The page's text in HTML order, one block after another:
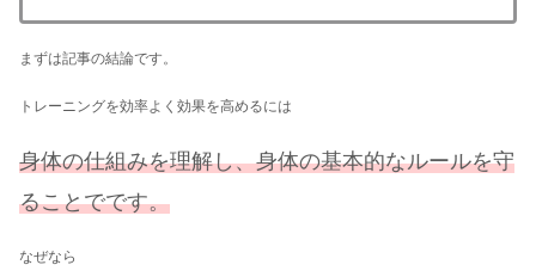
まずは記事の結論です。
トレーニングを効率よく効果を高めるには
身体の仕組みを理解し、身体の基本的なルールを守
ることでです。
なぜなら